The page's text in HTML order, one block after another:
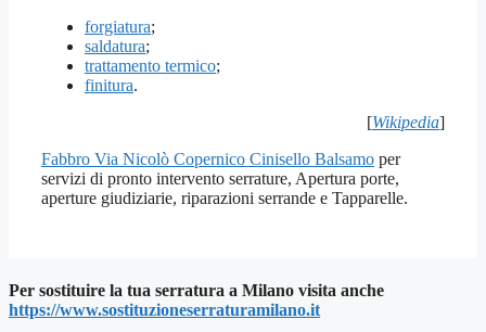
forgiatura;
saldatura;
trattamento termico;
finitura.
[Wikipedia]
Fabbro Via Nicolò Copernico Cinisello Balsamo per
servizi di pronto intervento serrature, Apertura porte,
aperture giudiziarie, riparazioni serrande e Tapparelle.
Per sostituire la tua serratura a Milano visita anche
https://www.sostituzioneserraturamilano.it